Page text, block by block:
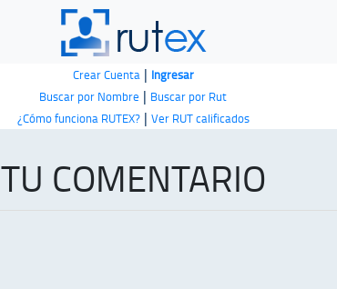
Crear Cuenta| Ingresar
Buscar por Nombre | Buscar por Rut
¿Cómo funciona RUTEX?| Ver RUT calificados
TU COMENTARIO